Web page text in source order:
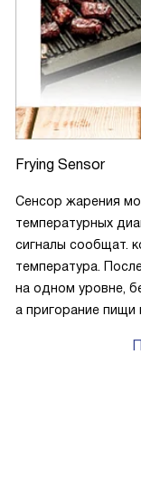
Frying Sensor
Сенсор жарения
температурных
сигналы сообщат.
температура.
на одном уровне,
а пригорание пищи